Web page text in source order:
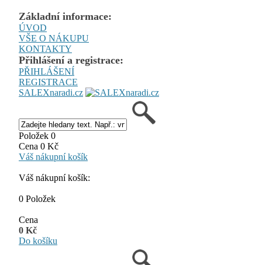
Základní informace:
ÚVOD
VŠE O NÁKUPU
KONTAKTY
Přihlášení a registrace:
PŘIHLÁŠENÍ
REGISTRACE
SALEXnaradi.cz
Položek 0
Cena 0 Kč
Váš nákupní košík
Váš nákupní košík:
0 Položek
Cena
0 Kč
Do košíku